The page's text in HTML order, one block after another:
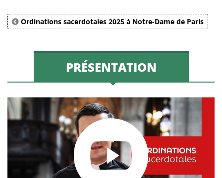
Ordinations sacerdotales 2025 à Notre-Dame de Paris
PRÉSENTATION